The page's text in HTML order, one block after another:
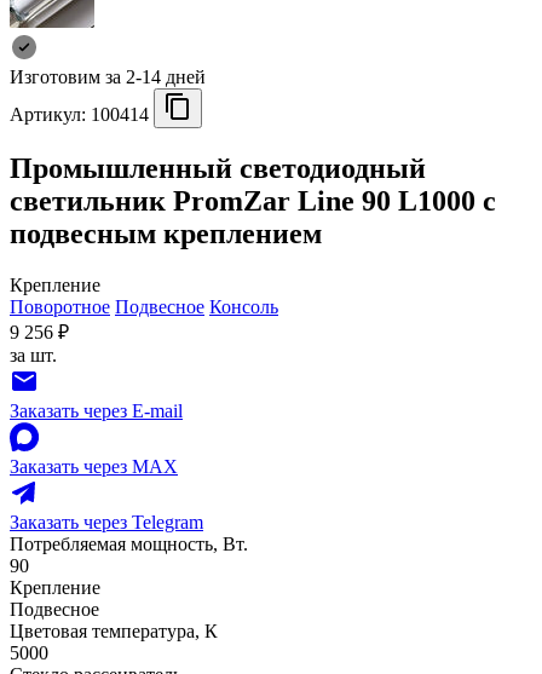
Изготовим за 2-14 дней
Артикул: 100414
Промышленный светодиодный
светильник PromZar Line 90 L1000 с
подвесным креплением
Крепление
Поворотное Подвесное Консоль
9 256 ₽
за шт.
Заказать через E-mail
Заказать через MAX
Заказать через Telegram
Потребляемая мощность, Вт.
90
Крепление
Подвесное
Цветовая температура, К
5000